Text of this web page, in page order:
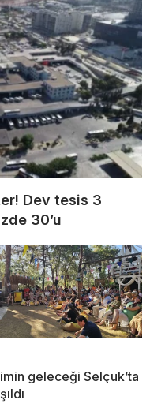
Dev tesis 3
30’u
geleceği Selçuk’ta